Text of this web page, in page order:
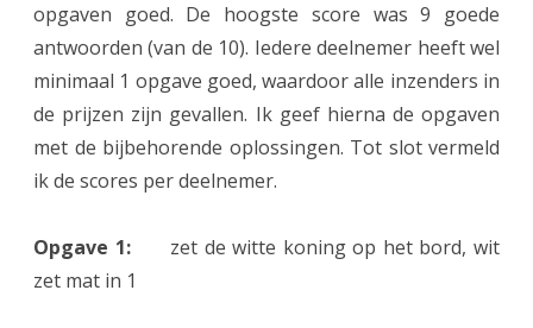
s
i
n
g
n
opgaven goed. De hoogste score was 9 goede
antwoorden (van de 10). Iedere deelnemer heeft wel
minimaal 1 opgave goed, waardoor alle inzenders in
de prijzen zijn gevallen. Ik geef hierna de opgaven
met de bijbehorende oplossingen. Tot slot vermeld
ik de scores per deelnemer.
Opgave 1:zet de witte koning op het bord, wit
zet mat in 1